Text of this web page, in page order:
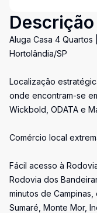
Descrição
Aluga Casa 4 Quartos
Hortolândia/SP
Localização
onde encontram-se
Wickbold, ODATA e
Comércio local
Fácil acesso à
Rodovia dos
minutos de
Sumaré, Monte Mor,